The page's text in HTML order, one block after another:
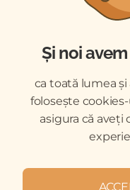
ȘTIINȚĂ ȘI
DESCĂRCĂRI
COPYRIGHT © 2026
Și noi avem
ca toată lumea
folosește
asigura că aveți